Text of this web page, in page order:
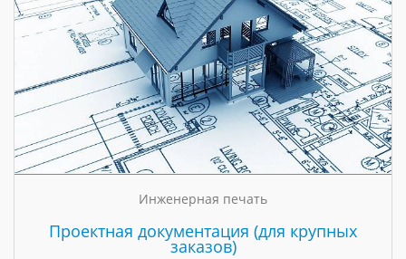
Инженерная печать
Проектная документация (для крупных
заказов)